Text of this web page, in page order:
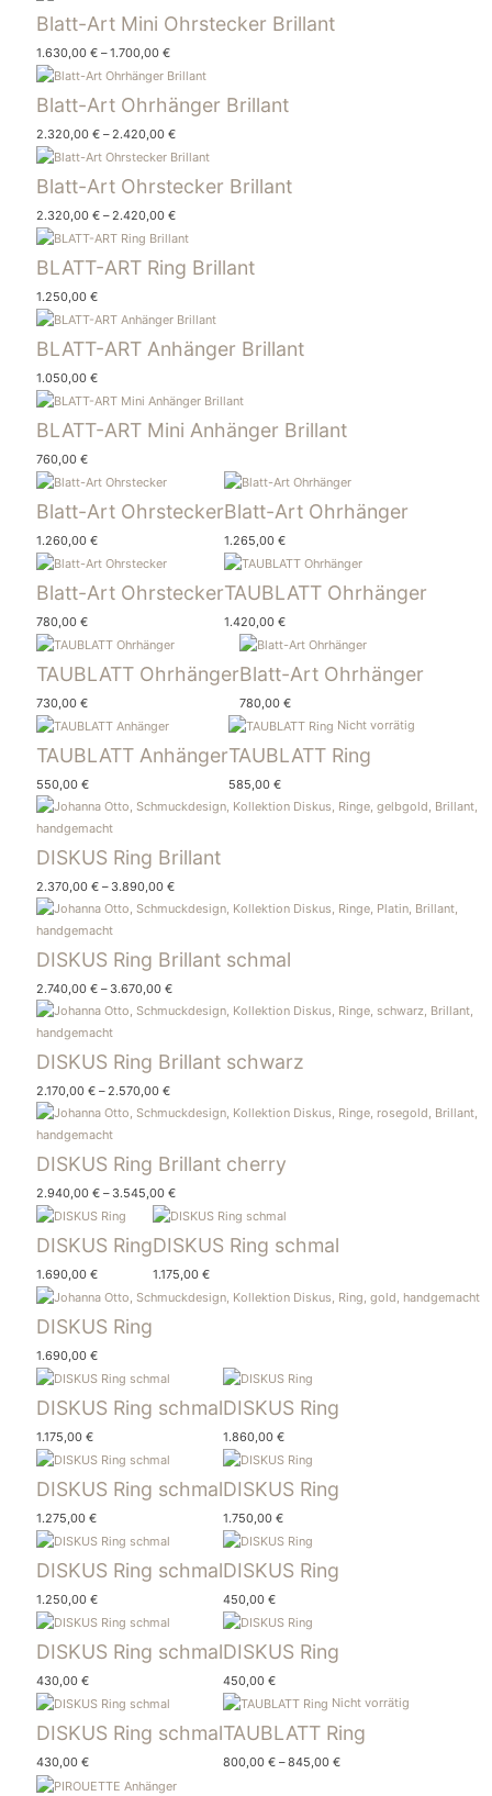
Blatt-Art Mini Ohrstecker Brillant
1.630,00 €–1.700,00 €
Blatt-Art Ohrhänger Brillant
2.320,00 €–2.420,00 €
Blatt-Art Ohrstecker Brillant
2.320,00 €–2.420,00 €
BLATT-ART Ring Brillant
1.250,00 €
BLATT-ART Anhänger Brillant
1.050,00 €
BLATT-ART Mini Anhänger Brillant
760,00 €
Blatt-Art Ohrstecker
1.260,00 €
Blatt-Art Ohrhänger
1.265,00 €
Blatt-Art Ohrstecker
780,00 €
TAUBLATT Ohrhänger
1.420,00 €
TAUBLATT Ohrhänger
730,00 €
Blatt-Art Ohrhänger
780,00 €
TAUBLATT Anhänger
550,00 €
Nicht vorrätig
TAUBLATT Ring
585,00 €
DISKUS Ring Brillant
2.370,00 €– 3.890,00 €
DISKUS Ring Brillant schmal
2.740,00 €– 3.670,00 €
DISKUS Ring Brillant schwarz
2.170,00 €–2.570,00 €
DISKUS Ring Brillant cherry
2.940,00 €– 3.545,00 €
DISKUS Ring
1.690,00 €
DISKUS Ring schmal
1.175,00 €
DISKUS Ring
1.690,00 €
DISKUS Ring schmal
1.175,00 €
DISKUS Ring
1.860,00 €
DISKUS Ring schmal
1.275,00 €
DISKUS Ring
1.750,00 €
DISKUS Ring schmal
1.250,00 €
DISKUS Ring
450,00 €
DISKUS Ring schmal
430,00 €
DISKUS Ring
450,00 €
DISKUS Ring schmal
430,00 €
Nicht vorrätig
TAUBLATT Ring
800,00 €–845,00 €